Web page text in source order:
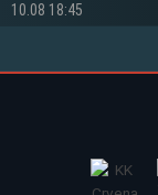
10.08 18:45